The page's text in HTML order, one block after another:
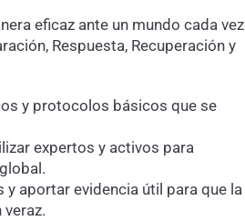
eficaz ante un mundo cada vez
Respuesta, Recuperación y
y protocolos básicos que se
expertos y activos para
aportar evidencia útil para que la